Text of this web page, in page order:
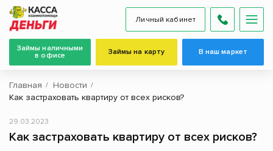
Личный кабинет
Займы наличными
в офисе
Займы на карту В наш маркет
Главная
Новости
Как застраховать квартиру от всех рисков?
Как застраховать квартиру от всех рисков?
29.03.2023